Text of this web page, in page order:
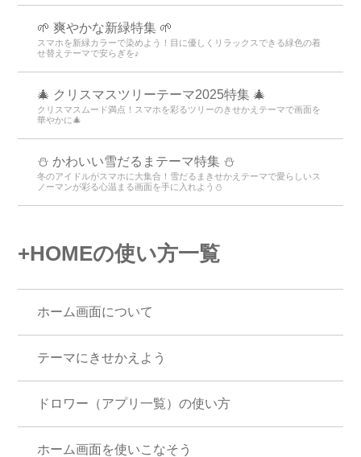
🌱 爽やかな新緑特集 🌱
スマホを新緑カラーで染めよう！目に優しくリラックスできる緑色の着
せ替えテーマで安らぎを♪
🎄 クリスマスツリーテーマ2025特集 🎄
クリスマスムード満点！スマホを彩るツリーのきせかえテーマで画面を
華やかに🎄
⛄️ かわいい雪だるまテーマ特集️ ⛄️
冬のアイドルがスマホに大集合！雪だるまきせかえテーマで愛らしいス
ノーマンが彩る心温まる画面を手に入れよう️⛄️
+HOMEの使い方一覧
ホーム画面について
テーマにきせかえよう
ドロワー（アプリ一覧）の使い方
ホーム画面を使いこなそう